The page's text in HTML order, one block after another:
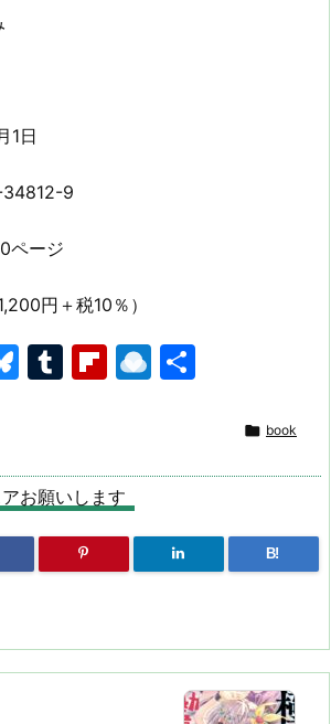
1日
9
ページ
円＋税10％）
Bl
s
k
y
T
bl
r
Fl
o
ar
d
R
dr
p.
io
 book
お願いします
B!